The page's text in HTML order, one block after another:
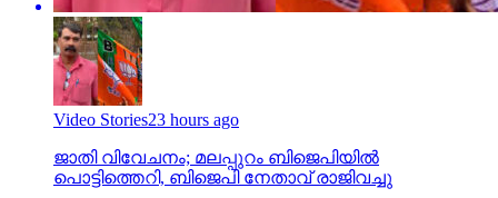
Video Stories23 hours ago
ജാതി വിവേചനം; മലപ്പുറം ബിജെപിയില്‍
പൊട്ടിത്തെറി, ബിജെപി നേതാവ് രാജിവച്ചു